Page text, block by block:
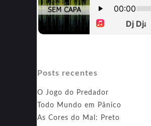
Posts recentes
O Jogo do Predador
Todo Mundo em Pânico
As Cores do Mal: Preto